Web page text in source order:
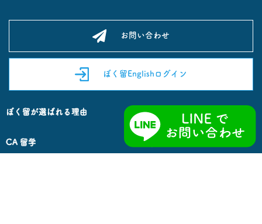
ぼく留が選ばれる理由 留学先を探す
CA 留学 Co-op留学
お問い合わせ
ぼく留Englishログイン